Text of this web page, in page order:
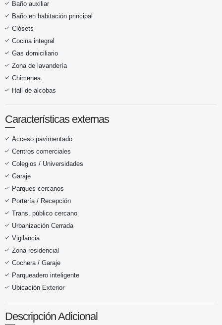
Baño auxiliar
Baño en habitación principal
Clósets
Cocina integral
Gas domiciliario
Zona de lavandería
Chimenea
Hall de alcobas
Características externas
Acceso pavimentado
Centros comerciales
Colegios / Universidades
Garaje
Parques cercanos
Portería / Recepción
Trans. público cercano
Urbanización Cerrada
Vigilancia
Zona residencial
Cochera / Garaje
Parqueadero inteligente
Ubicación Exterior
Descripción Adicional